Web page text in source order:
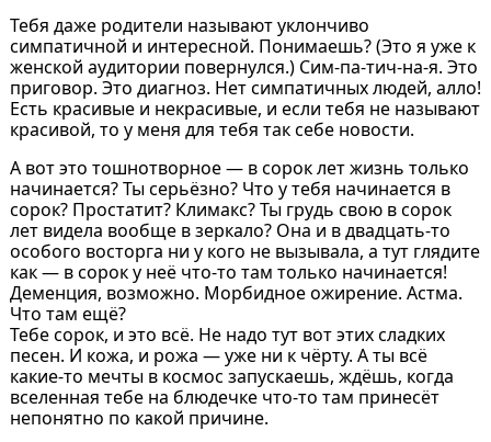
Тебя даже родители называют уклончиво
симпатичной и интересной. Понимаешь? (Это я уже к
женской аудитории повернулся.) Сим-па-тич-на-я. Это
приговор. Это диагноз. Нет симпатичных людей, алло!
Есть красивые и некрасивые, и если тебя не называют
красивой, то у меня для тебя так себе новости.
А вот это тошнотворное — в сорок лет жизнь только
начинается? Ты серьёзно? Что у тебя начинается в
сорок? Простатит? Климакс? Ты грудь свою в сорок
лет видела вообще в зеркало? Она и в двадцать-то
особого восторга ни у кого не вызывала, а тут глядите
как — в сорок у неё что-то там только начинается!
Деменция, возможно. Морбидное ожирение. Астма.
Что там ещё?
Тебе сорок, и это всё. Не надо тут вот этих сладких
песен. И кожа, и рожа — уже ни к чёрту. А ты всё
какие-то мечты в космос запускаешь, ждёшь, когда
вселенная тебе на блюдечке что-то там принесёт
непонятно по какой причине.